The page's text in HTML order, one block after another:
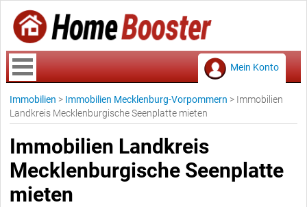
Mein Konto
Immobilien > Immobilien Mecklenburg-Vorpommern > Immobilien
Landkreis Mecklenburgische Seenplatte mieten
Immobilien Landkreis
Mecklenburgische Seenplatte
mieten